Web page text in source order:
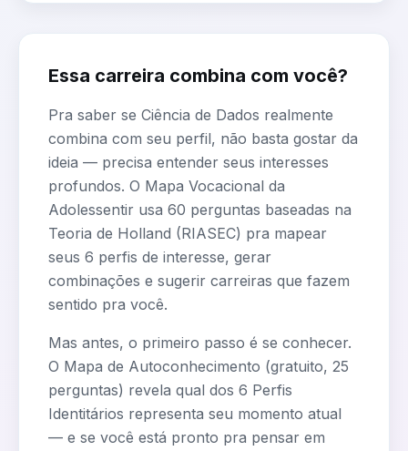
Essa carreira combina com você?
Pra saber se Ciência de Dados realmente
combina com seu perfil, não basta gostar da
ideia — precisa entender seus interesses
profundos. O Mapa Vocacional da
Adolessentir usa 60 perguntas baseadas na
Teoria de Holland (RIASEC) pra mapear
seus 6 perfis de interesse, gerar
combinações e sugerir carreiras que fazem
sentido pra você.
Mas antes, o primeiro passo é se conhecer.
O Mapa de Autoconhecimento (gratuito, 25
perguntas) revela qual dos 6 Perfis
Identitários representa seu momento atual
— e se você está pronto pra pensar em